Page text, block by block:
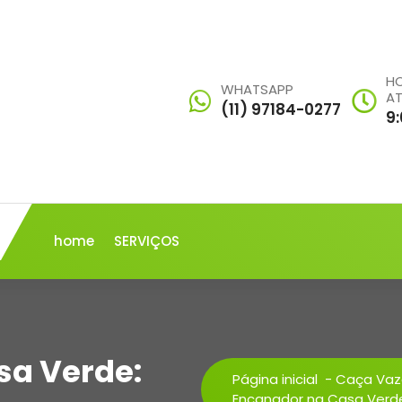
WHATSAPP
(11) 97184-0277
home SERVIÇOS
Verde:
Página inicial - Caça